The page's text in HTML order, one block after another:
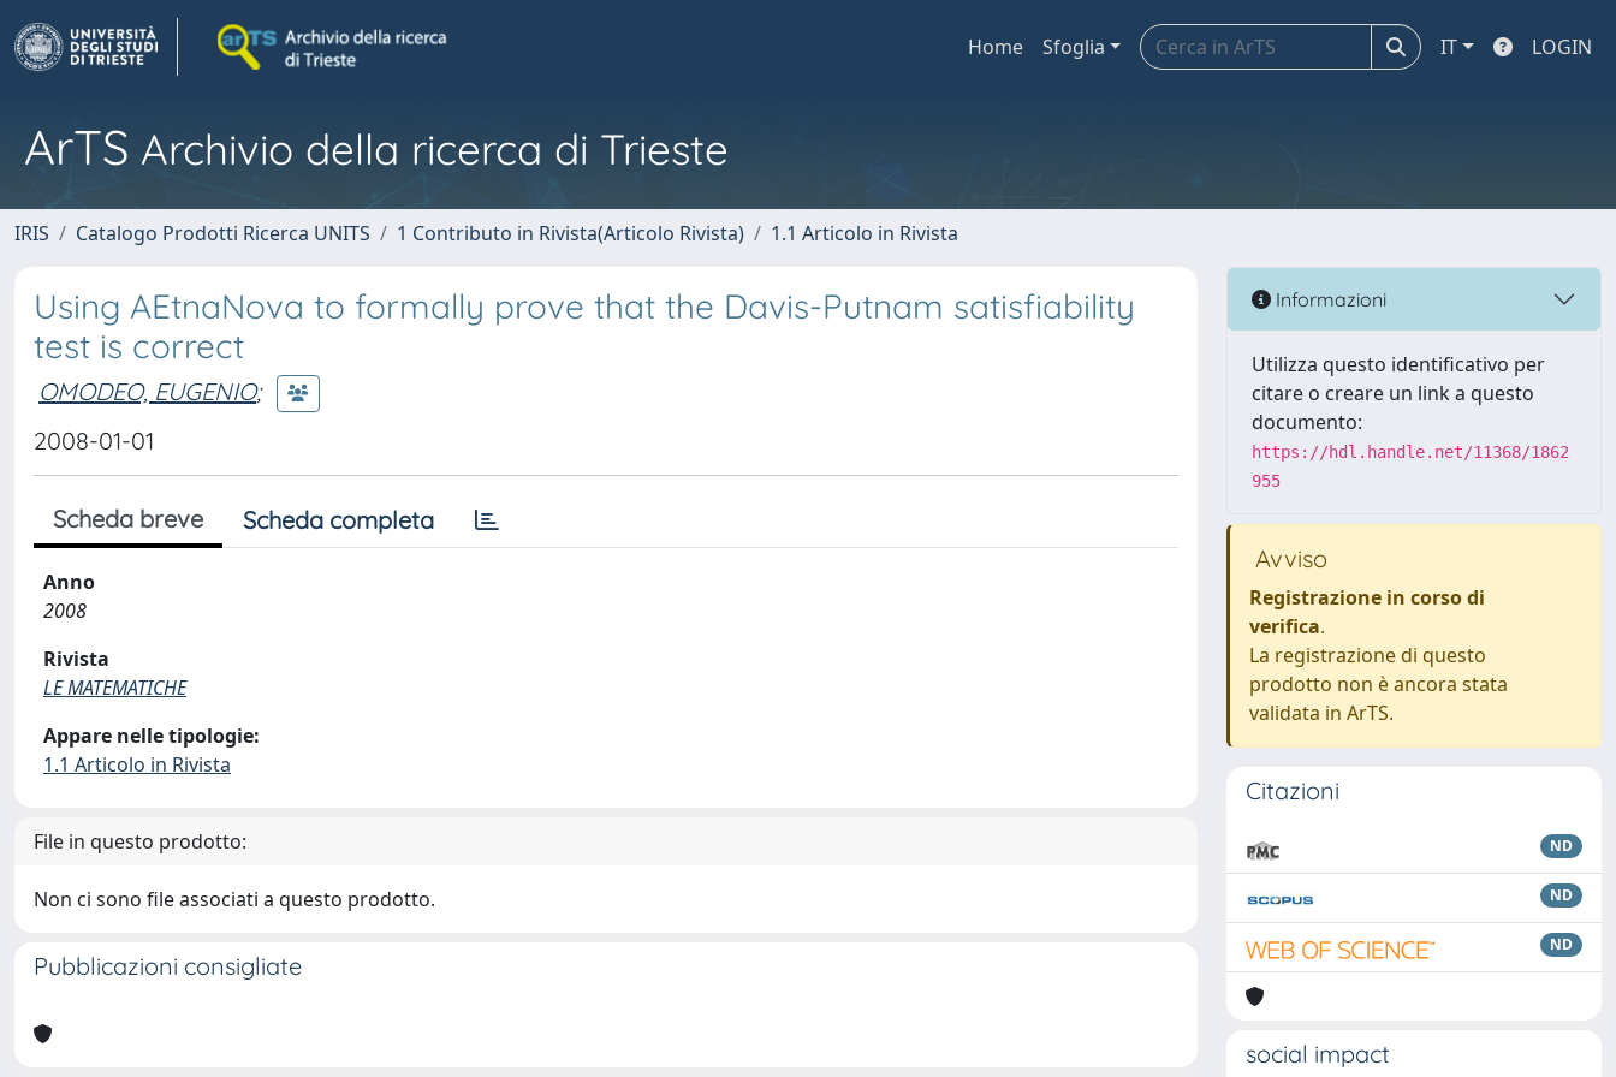
Home Sfoglia IT LOGIN
ArTS Archivio della ricerca di Trieste
IRIS Catalogo Prodotti Ricerca UNITS 1 Contributo in Rivista(Articolo Rivista) 1.1 Articolo in Rivista
Using AEtnaNova to formally prove that the Davis-Putnam satisfiability
test is correct
OMODEO, EUGENIO;
2008-01-01
Scheda breve Scheda completa
Anno
2008
Rivista
LE MATEMATICHE
Appare nelle tipologie:
1.1 Articolo in Rivista
File in questo prodotto:
Non ci sono file associati a questo prodotto.
Pubblicazioni consigliate
Informazioni
Utilizza questo identificativo per
citare o creare un link a questo
documento:
https://hdl.handle.net/11368/1862
955
Avviso
Registrazione in corso di
verifica.
La registrazione di questo
prodotto non è ancora stata
validata in ArTS.
Citazioni
ND
ND
ND
social impact